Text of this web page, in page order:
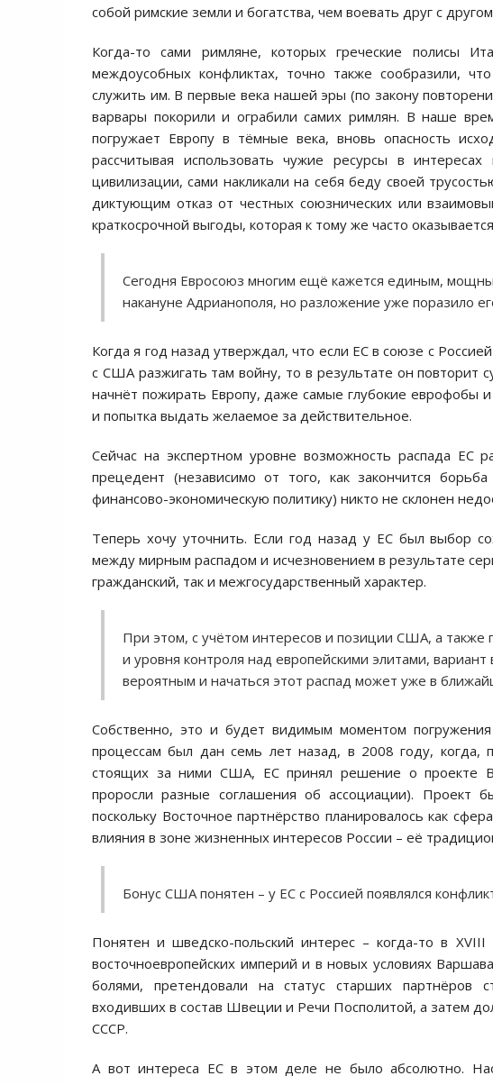
собой римские земли и богатства, чем воевать друг с
Когда-то сами римляне, которых греческие полисы
междоусобных конфликтах, точно также сообразили,
служить им. В первые века нашей эры (по закону
варвары покорили и ограбили самих римлян. В наше
погружает Европу в тёмные века, вновь опасность
рассчитывая использовать чужие ресурсы в
цивилизации, сами накликали на себя беду своей
диктующим отказ от честных союзнических или
краткосрочной выгоды, которая к тому же часто
Сегодня Евросоюз многим ещё кажется единым,
накануне Адрианополя, но разложение уже поразило
Когда я год назад утверждал, что если ЕС в союзе с
с США разжигать там войну, то в результате он повторит
начнёт пожирать Европу, даже самые глубокие еврофобы
и попытка выдать желаемое за действительное.
Сейчас на экспертном уровне возможность распада ЕС
прецедент (независимо от того, как закончится
финансово-экономическую политику) никто не склонен
Теперь хочу уточнить. Если год назад у ЕС был выбор
между мирным распадом и исчезновением в результате
гражданский, так и межгосударственный характер.
При этом, с учётом интересов и позиции США, а также
и уровня контроля над европейскими элитами,
вероятным и начаться этот распад может уже в
Собственно, это и будет видимым моментом
процессам был дан семь лет назад, в 2008 году,
стоящих за ними США, ЕС принял решение о проекте
проросли разные соглашения об ассоциации). Проект
поскольку Восточное партнёрство планировалось как
влияния в зоне жизненных интересов России – её
Бонус США понятен – у ЕС с Россией появлялся
Понятен и шведско-польский интерес – когда-то в
восточноевропейских империй и в новых условиях
болями, претендовали на статус старших партнёров
входивших в состав Швеции и Речи Посполитой, а затем
СССР.
А вот интереса ЕС в этом деле не было абсолютно.